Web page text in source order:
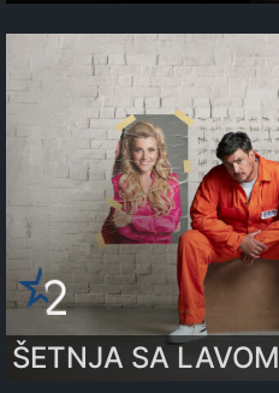
ŠETNJA SA LAVOM